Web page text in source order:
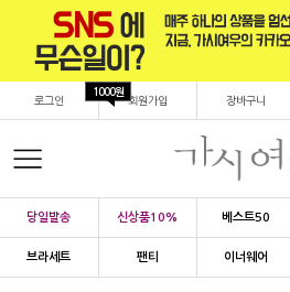
로그인 회원가입
1000원
장바구니
당일발송 신상품10% 베스트50
브라세트 팬티 이너웨어